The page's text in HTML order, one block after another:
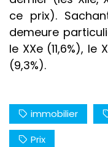
ce prix).
demeure
le XXe (11,6%), le
(9,3%).
immobilier
Prix